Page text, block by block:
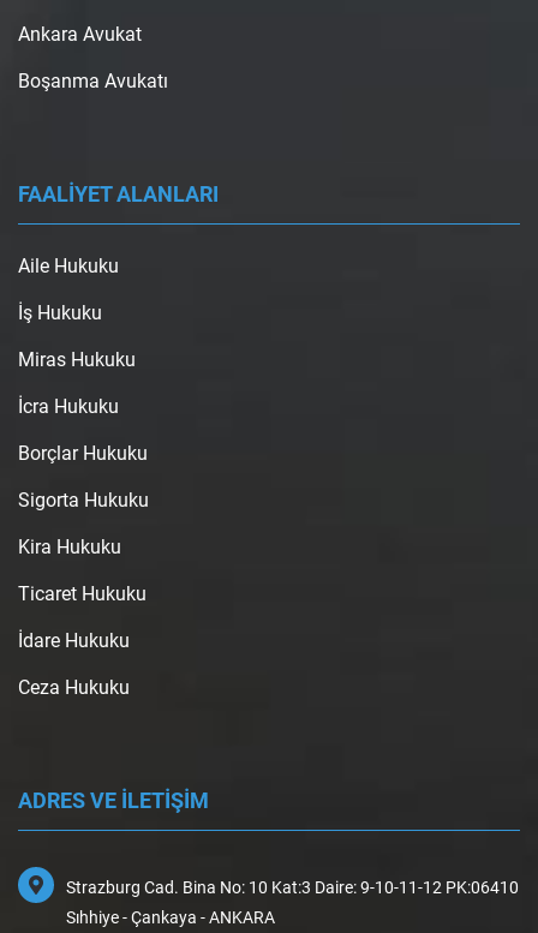
Ankara Avukat
Boşanma Avukatı
FAALİYET ALANLARI
Aile Hukuku
İş Hukuku
Miras Hukuku
İcra Hukuku
Borçlar Hukuku
Sigorta Hukuku
Kira Hukuku
Ticaret Hukuku
İdare Hukuku
Ceza Hukuku
ADRES VE İLETİŞİM
Strazburg Cad. Bina No: 10 Kat:3 Daire: 9-10-11-12 PK:06410
Sıhhiye - Çankaya - ANKARA